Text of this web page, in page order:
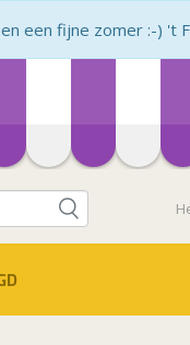
een fijne zomer :-) 't